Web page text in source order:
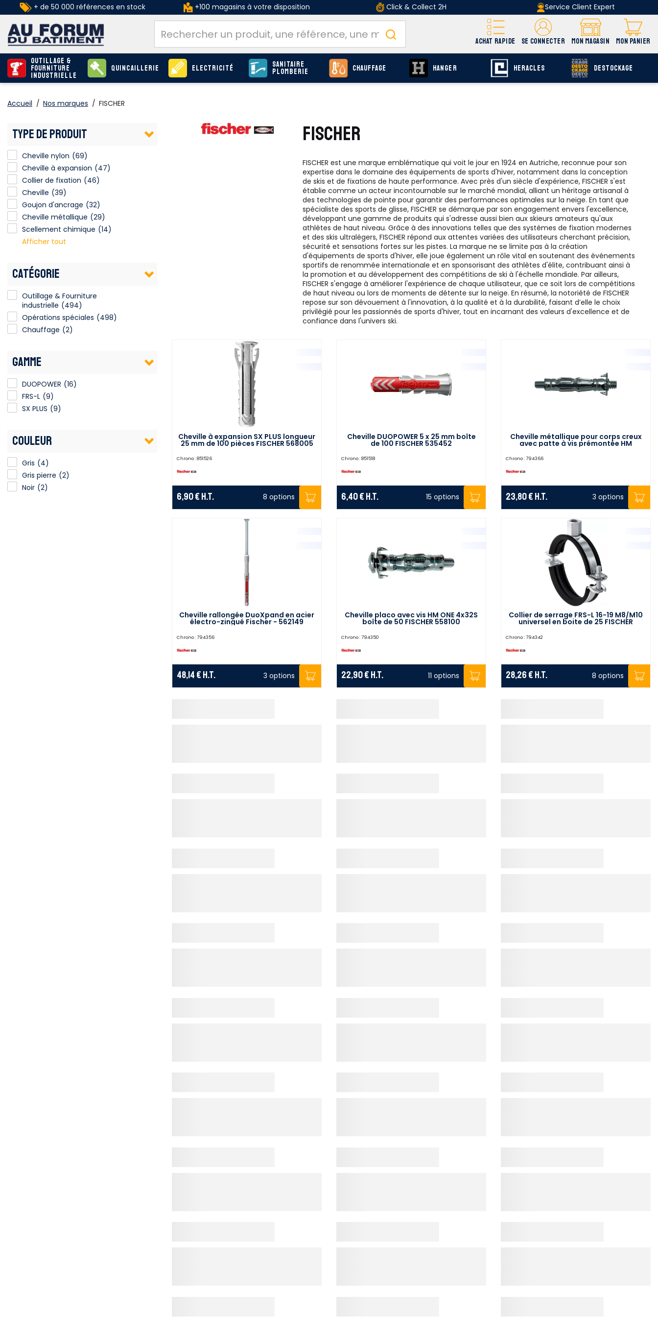
+ de 50 000 références en stock +100 magasins à votre disposition Click & Collect 2H Service Client Expert
ACHAT RAPIDE SE CONNECTER MON MAGASIN MON PANIER
Outillage &
Fourniture
industrielle
Quincaillerie Electricité Sanitaire
Plomberie Chauffage HANGER HERACLES DESTOCKAGE
Accueil / Nos marques / FISCHER
TYPE DE PRODUIT
Cheville nylon (69)
Cheville à expansion (47)
Collier de fixation (46)
Cheville (39)
Goujon d'ancrage (32)
Cheville métallique (29)
Scellement chimique (14)
Afficher tout
CATÉGORIE
Outillage & Fourniture
industrielle (494)
Opérations spéciales (498)
Chauffage (2)
GAMME
DUOPOWER (16)
FRS-L (9)
SX PLUS (9)
COULEUR
Gris (4)
Gris pierre (2)
Noir (2)
FISCHER
FISCHER est une marque emblématique qui voit le jour en 1924 en Autriche, reconnue pour son
expertise dans le domaine des équipements de sports d'hiver, notamment dans la conception
de skis et de fixations de haute performance. Avec près d'un siècle d'expérience, FISCHER s'est
établie comme un acteur incontournable sur le marché mondial, alliant un héritage artisanal à
des technologies de pointe pour garantir des performances optimales sur la neige. En tant que
spécialiste des sports de glisse, FISCHER se démarque par son engagement envers l'excellence,
développant une gamme de produits qui s'adresse aussi bien aux skieurs amateurs qu'aux
athlètes de haut niveau. Grâce à des innovations telles que des systèmes de fixation modernes
et des skis ultralégers, FISCHER répond aux attentes variées des utilisateurs cherchant précision,
sécurité et sensations fortes sur les pistes. La marque ne se limite pas à la création
d'équipements de sports d'hiver, elle joue également un rôle vital en soutenant des événements
sportifs de renommée internationale et en sponsorisant des athlètes d'élite, contribuant ainsi à
la promotion et au développement des compétitions de ski à l'échelle mondiale. Par ailleurs,
FISCHER s'engage à améliorer l'expérience de chaque utilisateur, que ce soit lors de compétitions
de haut niveau ou lors de moments de détente sur la neige. En résumé, la notoriété de FISCHER
repose sur son dévouement à l'innovation, à la qualité et à la durabilité, faisant d’elle le choix
privilégié pour les passionnés de sports d'hiver, tout en incarnant des valeurs d'excellence et de
confiance dans l'univers ski.
Cheville à expansion SX PLUS longueur
25 mm de 100 pièces FISCHER 568005
Chrono :851526
6,90 € H.T. 8 options
Cheville DUOPOWER 5 x 25 mm boîte
de 100 FISCHER 535452
Chrono :851518
6,40 € H.T. 15 options
Cheville métallique pour corps creux
avec patte à vis prémontée HM
5x37PV boite de 50 FISCHER 562639
Chrono :794366
23,80 € H.T. 3 options
Cheville rallongée DuoXpand en acier
électro-zingué Fischer - 562149
Chrono :794356
48,14 € H.T. 3 options
Cheville placo avec vis HM ONE 4x32S
boîte de 50 FISCHER 558100
Chrono :794350
22,90 € H.T. 11 options
Collier de serrage FRS-L 16-19 M8/M10
universel en boite de 25 FISCHER
Chrono :794342
28,26 € H.T. 8 options